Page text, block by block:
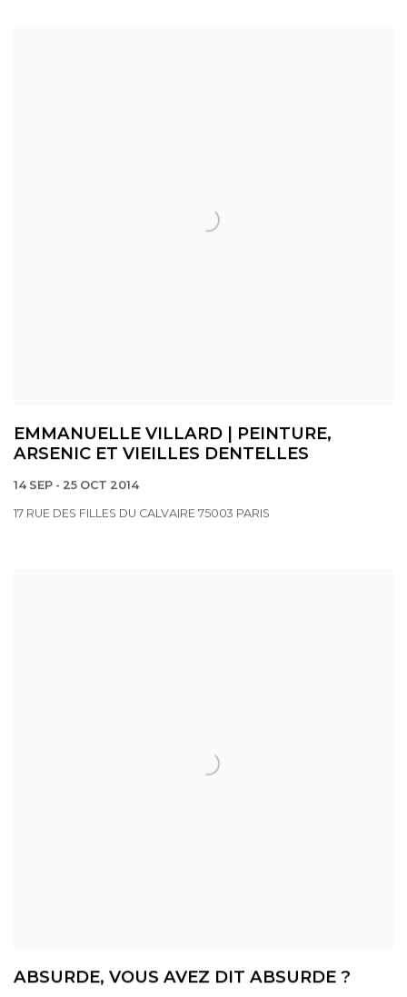
EMMANUELLE VILLARD | PEINTURE,
ARSENIC ET VIEILLES DENTELLES
14 SEP - 25 OCT 2014
17 RUE DES FILLES DU CALVAIRE 75003 PARIS
ABSURDE, VOUS AVEZ DIT ABSURDE ?